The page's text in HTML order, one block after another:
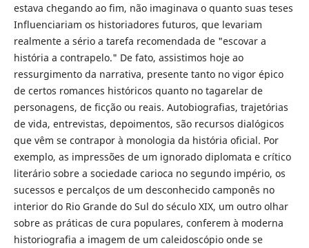
estava chegando ao fim, não imaginava o quanto suas teses
Influenciariam os historiadores futuros, que levariam
realmente a sério a tarefa recomendada de "escovar a
história a contrapelo." De fato, assistimos hoje ao
ressurgimento da narrativa, presente tanto no vigor épico
de certos romances históricos quanto no tagarelar de
personagens, de ficção ou reais. Autobiografias, trajetórias
de vida, entrevistas, depoimentos, são recursos dialógicos
que vêm se contrapor à monologia da história oficial. Por
exemplo, as impressões de um ignorado diplomata e crítico
literário sobre a sociedade carioca no segundo império, os
sucessos e percalços de um desconhecido camponês no
interior do Rio Grande do Sul do século XIX, um outro olhar
sobre as práticas de cura populares, conferem à moderna
historiografia a imagem de um caleidoscópio onde se